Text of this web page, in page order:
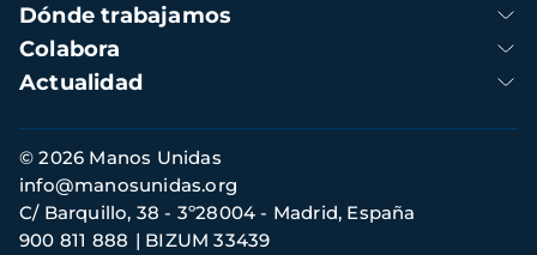
Dónde trabajamos
Colabora
Actualidad
Información
de
contacto
© 2026 Manos Unidas
C/ Barquillo, 38 - 3º28004 - Madrid, España
900 811 888
BIZUM 33439
info@manosunidas.org